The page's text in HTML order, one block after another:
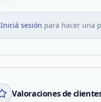
Iniciá sesión para hacer una
Valoraciones de